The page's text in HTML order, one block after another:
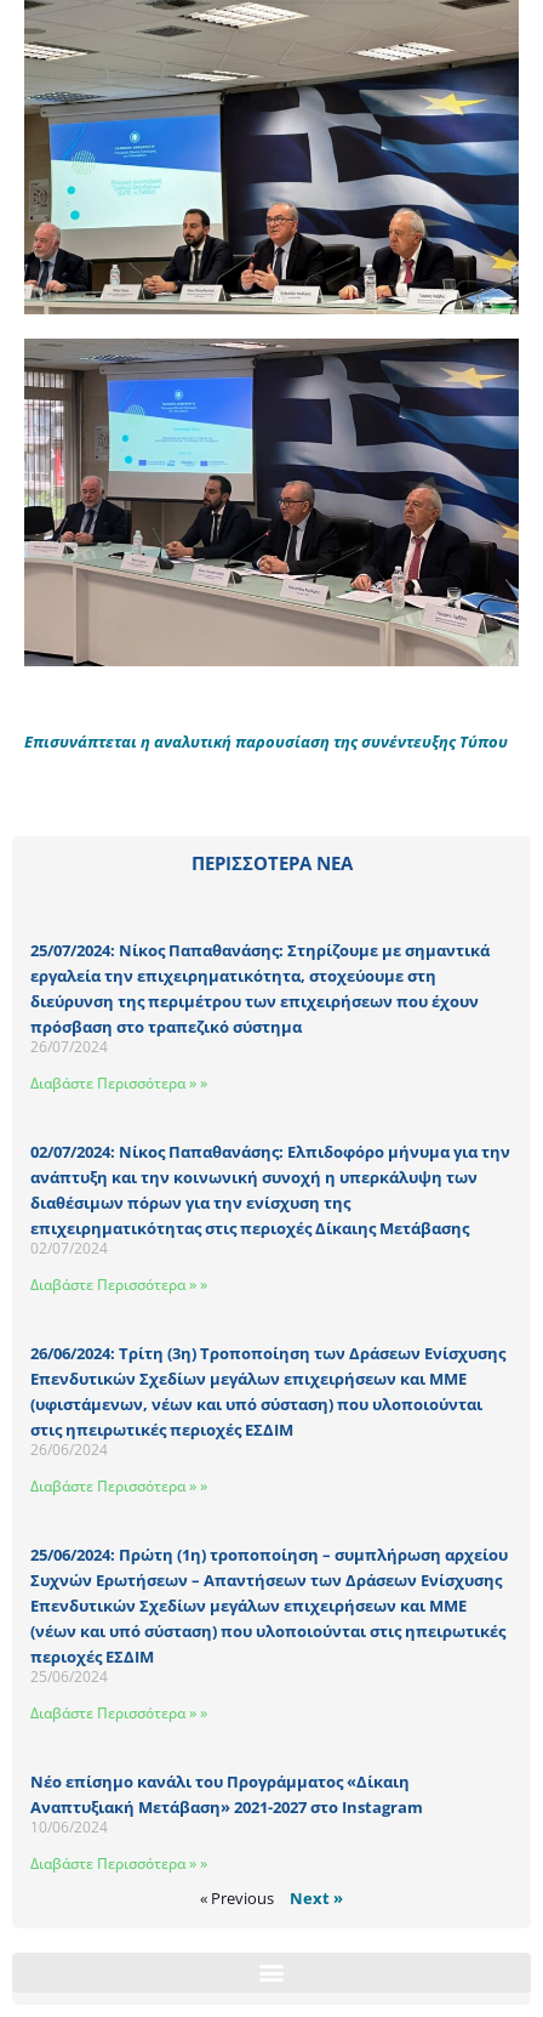
Επισυνάπτεται η αναλυτική παρουσίαση της συνέντευξης Τύπου
ΠΕΡΙΣΣΟΤΕΡΑ ΝΕΑ
25/07/2024: Νίκος Παπαθανάσης: Στηρίζουμε με σημαντικά
εργαλεία την επιχειρηματικότητα, στοχεύουμε στη
διεύρυνση της περιμέτρου των επιχειρήσεων που έχουν
πρόσβαση στο τραπεζικό σύστημα
26/07/2024
Διαβάστε Περισσότερα » »
02/07/2024: Νίκος Παπαθανάσης: Ελπιδοφόρο μήνυμα για την
ανάπτυξη και την κοινωνική συνοχή η υπερκάλυψη των
διαθέσιμων πόρων για την ενίσχυση της
επιχειρηματικότητας στις περιοχές Δίκαιης Μετάβασης
02/07/2024
Διαβάστε Περισσότερα » »
26/06/2024: Τρίτη (3η) Τροποποίηση των Δράσεων Ενίσχυσης
Επενδυτικών Σχεδίων μεγάλων επιχειρήσεων και ΜΜΕ
(υφιστάμενων, νέων και υπό σύσταση) που υλοποιούνται
στις ηπειρωτικές περιοχές ΕΣΔΙΜ
26/06/2024
Διαβάστε Περισσότερα » »
25/06/2024: Πρώτη (1η) τροποποίηση – συμπλήρωση αρχείου
Συχνών Ερωτήσεων – Απαντήσεων των Δράσεων Ενίσχυσης
Επενδυτικών Σχεδίων μεγάλων επιχειρήσεων και ΜΜΕ
(νέων και υπό σύσταση) που υλοποιούνται στις ηπειρωτικές
περιοχές ΕΣΔΙΜ
25/06/2024
Διαβάστε Περισσότερα » »
Νέο επίσημο κανάλι του Προγράμματος «Δίκαιη
Αναπτυξιακή Μετάβαση» 2021-2027 στο Instagram
10/06/2024
Διαβάστε Περισσότερα » »
« Previous Next »